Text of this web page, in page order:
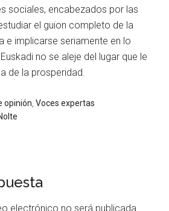
sociales, encabezados por las
el guion completo de la
e implicarse seriamente en lo
no se aleje del lugar que le
de la prosperidad.
opinión ,Voces expertas
electrónico no será publicada.